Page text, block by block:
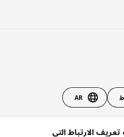
AR
الارتباط التي